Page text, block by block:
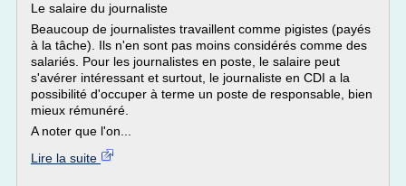
Le salaire du journaliste
Beaucoup de journalistes travaillent comme pigistes (payés
à la tâche). Ils n'en sont pas moins considérés comme des
salariés. Pour les journalistes en poste, le salaire peut
s'avérer intéressant et surtout, le journaliste en CDI a la
possibilité d'occuper à terme un poste de responsable, bien
mieux rémunéré.
A noter que l'on...
Lire la suite